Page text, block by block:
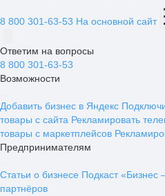
8 800 301-63-53 На основной сайт
Ответим на вопросы
8 800 301-63-53
Возможности
Добавить бизнес в Яндекс
товары с сайта Рекламировать
товары с маркетплейсов
Предпринимателям
Статьи о бизнесе Подкаст «Бизнес
партнёров